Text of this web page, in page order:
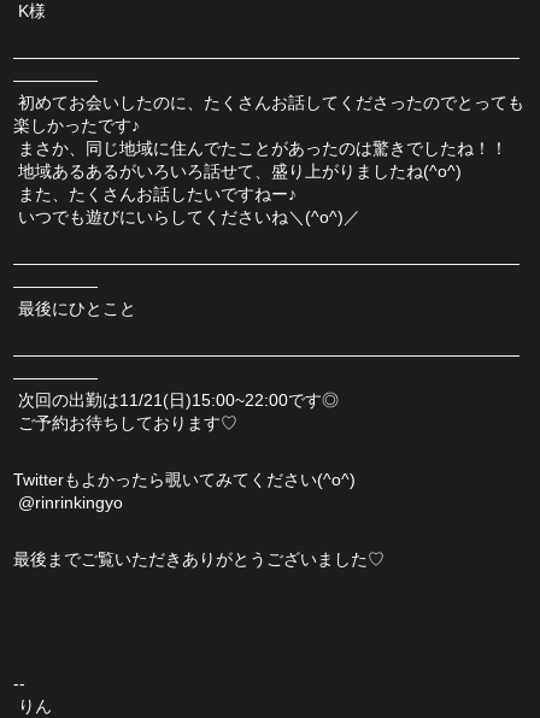
K様
――――――――――――――――――――――――――――――
―――――
初めてお会いしたのに、たくさんお話してくださったのでとっても
楽しかったです♪
まさか、同じ地域に住んでたことがあったのは驚きでしたね！！
地域あるあるがいろいろ話せて、盛り上がりましたね(^o^)
また、たくさんお話したいですねー♪
いつでも遊びにいらしてくださいね＼(^o^)／
――――――――――――――――――――――――――――――
―――――
最後にひとこと
――――――――――――――――――――――――――――――
―――――
次回の出勤は11/21(日)15:00~22:00です◎
ご予約お待ちしております♡
Twitterもよかったら覗いてみてください(^o^)
@rinrinkingyo
最後までご覧いただきありがとうございました♡
--
りん